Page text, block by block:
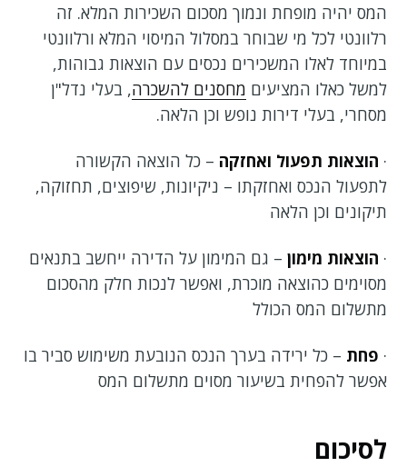
המס יהיה מופחת ונמוך מסכום השכירות המלא. זה
רלוונטי לכל מי שבוחר במסלול המיסוי המלא ורלוונטי
במיוחד לאלו המשכירים נכסים עם הוצאות גבוהות,
למשל כאלו המציעים מחסנים להשכרה, בעלי נדל"ן
מסחרי, בעלי דירות נופש וכן הלאה.
· הוצאות תפעול ואחזקה – כל הוצאה הקשורה
לתפעול הנכס ואחזקתו – ניקיונות, שיפוצים, תחזוקה,
תיקונים וכן הלאה
· הוצאות מימון – גם המימון על הדירה ייחשב בתנאים
מסוימים כהוצאה מוכרת, ואפשר לנכות חלק מהסכום
מתשלום המס הכולל
· פחת – כל ירידה בערך הנכס הנובעת משימוש סביר בו
אפשר להפחית בשיעור מסוים מתשלום המס
לסיכום